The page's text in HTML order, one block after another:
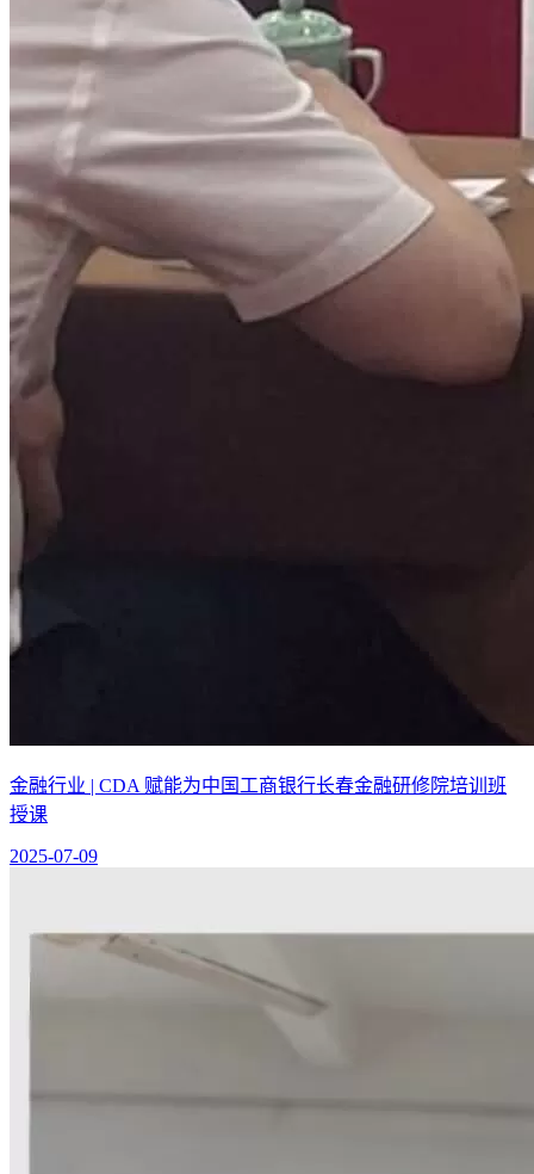
金融行业 | CDA 赋能为中国工商银行长春金融研修院培训班
授课
2025-07-09